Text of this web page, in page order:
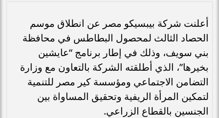
أعلنت شركة بيبسيكو مصر عن انطلاق موسم
الحصاد الثالث لمحصول البطاطس في محافظة
بني سويف، وذلك في إطار برنامج “عايشين
بخيرها”، الذي أطلقته الشركة بالتعاون مع وزارة
التضامن الاجتماعي ومؤسسة كير مصر للتنمية
لتمكين المرأة الريفية وتحقيق المساواة بين
الجنسين بالقطاع الزراعي.